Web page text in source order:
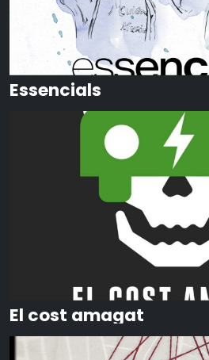
Essencials
El cost amagat